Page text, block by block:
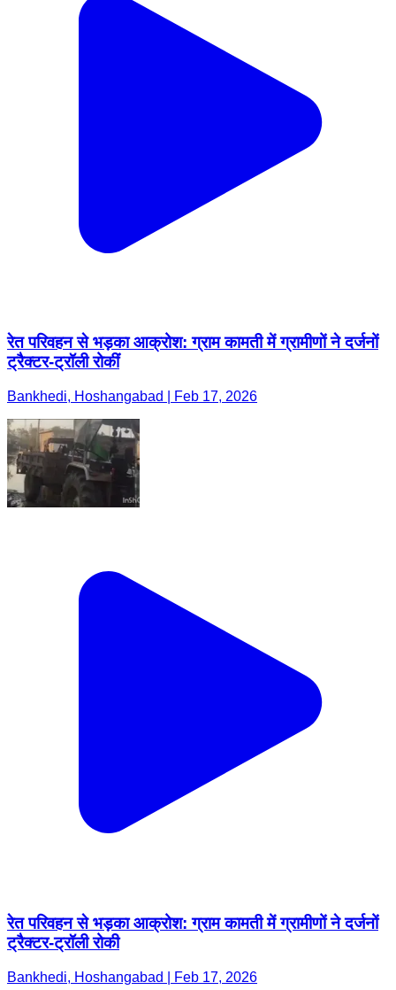
रेत परिवहन से भड़का आक्रोश: ग्राम कामती में ग्रामीणों ने दर्जनों
ट्रैक्टर-ट्रॉली रोकीं
Bankhedi, Hoshangabad | Feb 17, 2026
रेत परिवहन से भड़का आक्रोश: ग्राम कामती में ग्रामीणों ने दर्जनों
ट्रैक्टर-ट्रॉली रोकी
Bankhedi, Hoshangabad | Feb 17, 2026